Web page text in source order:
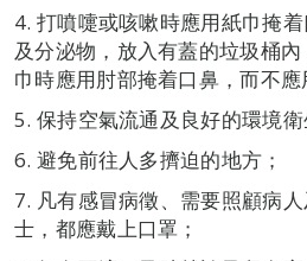
4. 打噴嚏或咳嗽時應用紙巾掩
及分泌物，放入有蓋的垃圾桶
巾時應用肘部掩着口鼻，而不應
5. 保持空氣流通及良好的環境衛
6. 避免前往人多擠迫的地方；
7. 凡有感冒病徵、需要照顧病
士，都應戴上口罩；